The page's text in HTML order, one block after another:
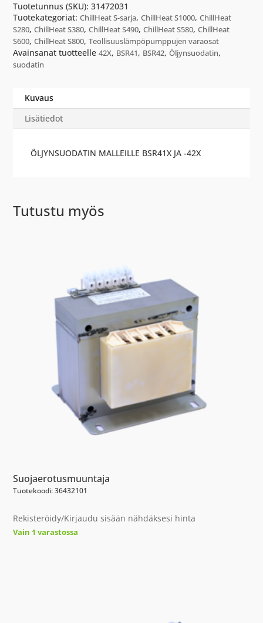
Tuotetunnus (SKU):31472031
Tuotekategoriat:ChillHeat S-sarja,ChillHeat S1000,ChillHeat
S280,ChillHeat S380,ChillHeat S490,ChillHeat S580,ChillHeat
S600,ChillHeat S800,Teollisuuslämpöpumppujen varaosat
Avainsanat tuotteelle42X, BSR41, BSR42,Öljynsuodatin,
suodatin
Kuvaus
Lisätiedot
ÖLJYNSUODATIN MALLEILLE BSR41X JA -42X
Tutustu myös
Suojaerotusmuuntaja
Tuotekoodi: 36432101
Rekisteröidy/Kirjaudu sisään nähdäksesi hinta
Vain 1 varastossa